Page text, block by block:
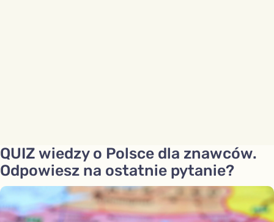
QUIZ wiedzy o Polsce dla znawców.
Odpowiesz na ostatnie pytanie?